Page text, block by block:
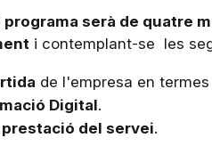
programa serà de quatre
i contemplant-se les
de l'empresa en
Digital.
del servei.